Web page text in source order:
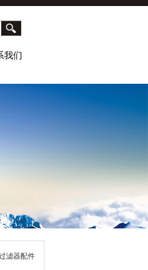
我们
滤器配件